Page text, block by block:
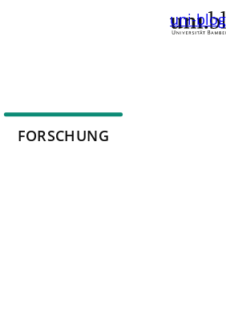
uni-blog
FORSCHUNG